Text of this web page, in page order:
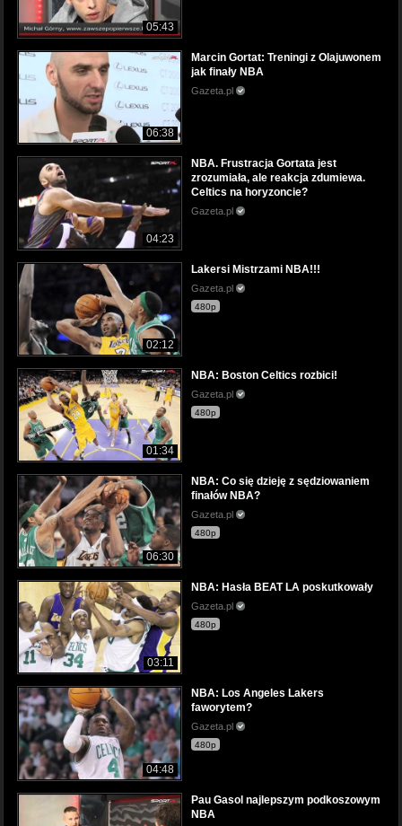
05:43
06:38
Marcin Gortat: Treningi z Olajuwonem
jak finały NBA
Gazeta.pl
04:23
NBA. Frustracja Gortata jest
zrozumiała, ale reakcja zdumiewa.
Celtics na horyzoncie?
Gazeta.pl
02:12
Lakersi Mistrzami NBA!!!
Gazeta.pl
480p
01:34
NBA: Boston Celtics rozbici!
Gazeta.pl
480p
06:30
NBA: Co się dzieję z sędziowaniem
finałów NBA?
Gazeta.pl
480p
03:11
NBA: Hasła BEAT LA poskutkowały
Gazeta.pl
480p
04:48
NBA: Los Angeles Lakers
faworytem?
Gazeta.pl
480p
Pau Gasol najlepszym podkoszowym
NBA